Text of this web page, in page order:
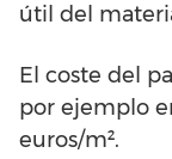
útil del
El coste del
por ejemplo
euros/m².